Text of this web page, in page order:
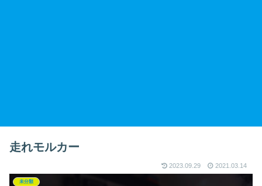
走れモルカー
2023.09.29 2021.03.14
未分類